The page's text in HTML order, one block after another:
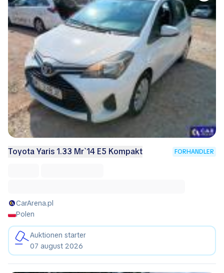
Toyota Yaris 1.33 Mr`14 E5 Kompakt FORHANDLER
CarArena.pl
Polen
Auktionen starter
07 august 2026